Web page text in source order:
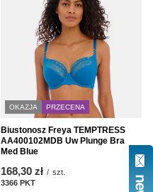
OKAZJA PRZECENA
Biustonosz Freya TEMPTRESS
AA400102MDB Uw Plunge Bra
Med Blue
168,30 zł / szt.
3366 PKT